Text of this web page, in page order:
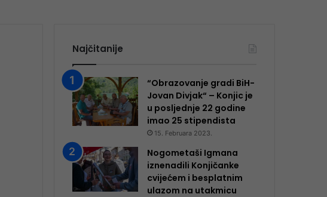
Najčitanije
“Obrazovanje gradi BiH-
Jovan Divjak“ – Konjic je
u posljednje 22 godine
imao 25 ​​stipendista
15. Februara 2023.
Nogometaši Igmana
iznenadili Konjičanke
cvijećem i besplatnim
ulazom na utakmicu